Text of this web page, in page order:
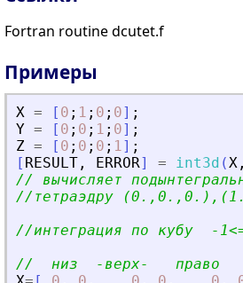
Fortran routine dcutet.f
Примеры
X = [ 0 ; 1 ; 0 ; 0] ;
Y = [ 0 ; 0 ; 1 ; 0] ;
Z = [ 0 ; 0 ; 0 ; 1] ;
[ RESULT , ERROR] = int3d (X ,
// вычисляет
//тетраэдру
//интеграция по кубу  -1<
//  низ  -верх-   право